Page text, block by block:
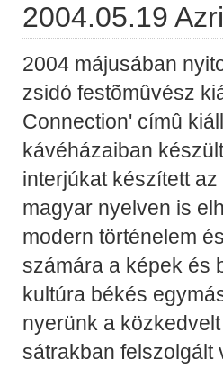
2004.05.19
2004 májusában
zsidó festõmûvész
Connection' címû
kávéházaiban
interjúkat készített
magyar nyelven is
modern történelem
számára a képek és
kultúra békés
nyerünk a
sátrakban felszolgált